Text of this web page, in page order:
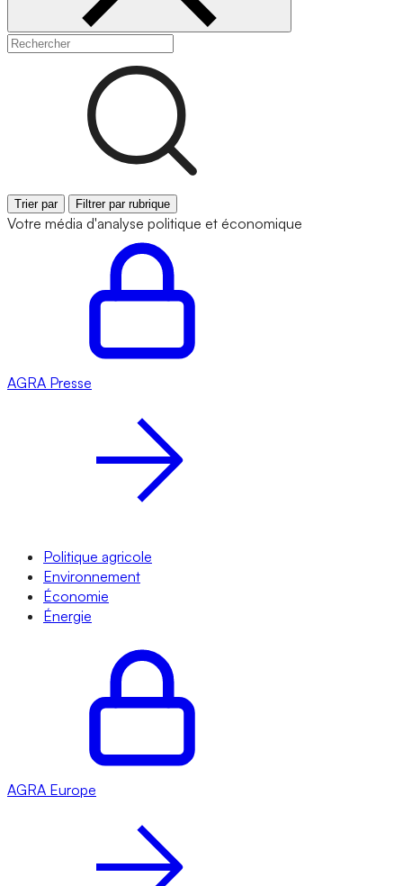
Trier par Filtrer par rubrique
Votre média d'analyse politique et économique
AGRA Presse
Politique agricole
Environnement
Économie
Énergie
AGRA Europe